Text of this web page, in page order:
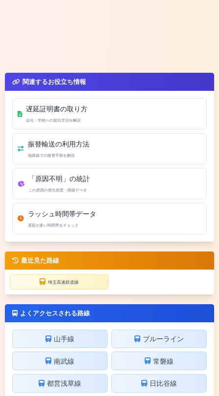
関連するお役立ち情報
遅延証明書の取り方
会社・学校への提出方法を解説
振替輸送の利用方法
他路線での振替手順を解説
「原因不明」の統計
この原因の発生頻度・路線データ
ラッシュ時間帯データ
遅延が多い時間帯をチェック
最近見た路線
埼玉高速鉄道線
よくアクセスされる路線
山手線 ブルーライン
南武線 常磐線
都営浅草線 日比谷線